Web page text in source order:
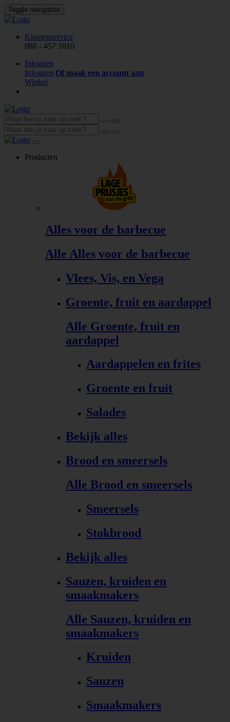
Toggle navigation
Klantenservice
088 - 457 1010
Inloggen
Inloggen Of maak een account aan
Winkel
Producten
Alles voor de barbecue
Alle Alles voor de barbecue
Vlees, Vis, en Vega
Groente, fruit en aardappel
Alle Groente, fruit en
aardappel
Aardappelen en frites
Groente en fruit
Salades
Bekijk alles
Brood en smeersels
Alle Brood en smeersels
Smeersels
Stokbrood
Bekijk alles
Sauzen, kruiden en
smaakmakers
Alle Sauzen, kruiden en
smaakmakers
Kruiden
Sauzen
Smaakmakers